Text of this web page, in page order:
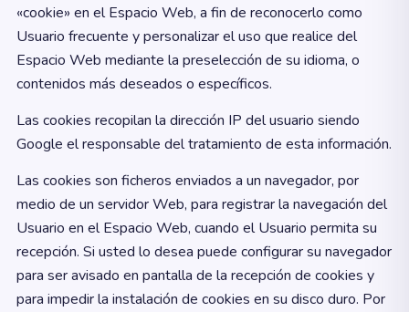
«cookie» en el Espacio Web, a fin de reconocerlo como
Usuario frecuente y personalizar el uso que realice del
Espacio Web mediante la preselección de su idioma, o
contenidos más deseados o específicos.
Las cookies recopilan la dirección IP del usuario siendo
Google el responsable del tratamiento de esta información.
Las cookies son ficheros enviados a un navegador, por
medio de un servidor Web, para registrar la navegación del
Usuario en el Espacio Web, cuando el Usuario permita su
recepción. Si usted lo desea puede configurar su navegador
para ser avisado en pantalla de la recepción de cookies y
para impedir la instalación de cookies en su disco duro. Por